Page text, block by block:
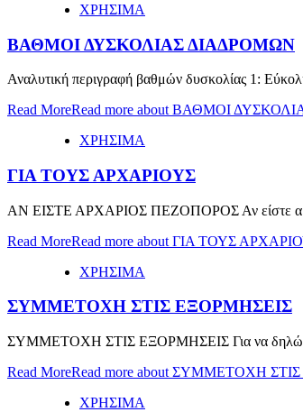
ΧΡΗΣΙΜΑ
ΒΑΘΜΟΙ ΔΥΣΚΟΛΙΑΣ ΔΙΑΔΡΟΜΩΝ
Αναλυτική περιγραφή βαθμών δυσκολίας 1:
Read MoreRead more about ΒΑΘΜΟΙ
ΧΡΗΣΙΜΑ
ΓΙΑ ΤΟΥΣ ΑΡΧΑΡΙΟΥΣ
ΑΝ ΕΙΣΤΕ ΑΡΧΑΡΙΟΣ ΠΕΖΟΠΟΡΟΣ Αν είστε
Read MoreRead more about ΓΙΑ ΤΟΥΣ
ΧΡΗΣΙΜΑ
ΣΥΜΜΕΤΟΧΗ ΣΤΙΣ ΕΞΟΡΜΗΣΕΙΣ
ΣΥΜΜΕΤΟΧΗ ΣΤΙΣ ΕΞΟΡΜΗΣΕΙΣ Για να δηλώσετε
Read MoreRead more about ΣΥΜΜΕΤΟΧΗ
ΧΡΗΣΙΜΑ